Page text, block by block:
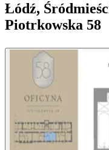
Łódź,
Piotrkowska 58